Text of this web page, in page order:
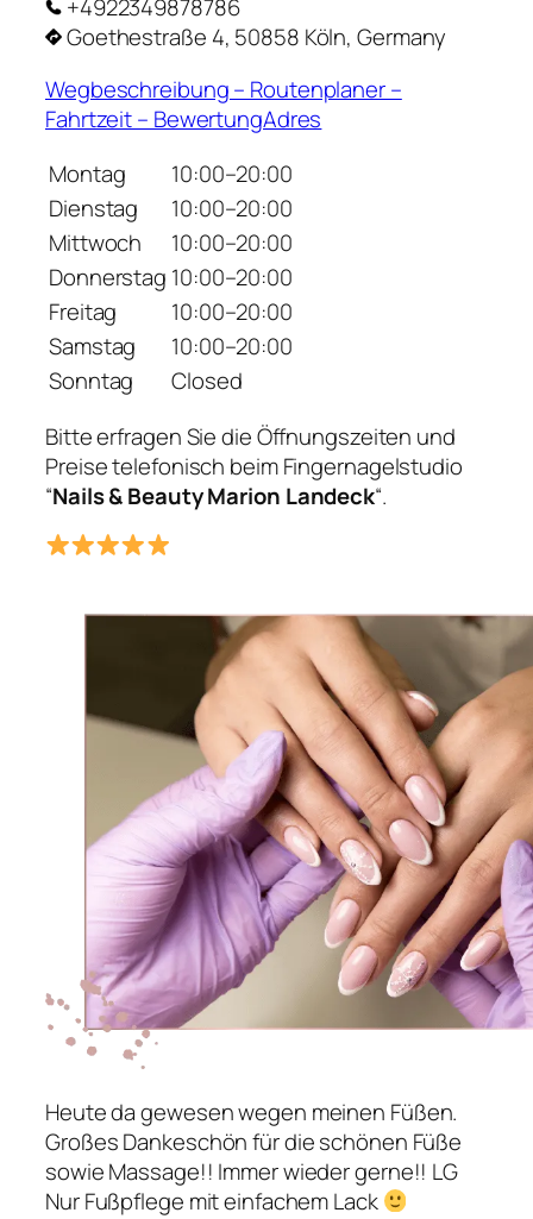
+4922349878786
Goethestraße 4, 50858 Köln, Germany
Wegbeschreibung – Routenplaner –
Fahrtzeit – BewertungAdres
Montag
10:00–20:00
Dienstag
10:00–20:00
Mittwoch
10:00–20:00
Donnerstag 10:00–20:00
Freitag
10:00–20:00
Samstag
10:00–20:00
Sonntag
Closed
Bitte erfragen Sie die Öffnungszeiten und
Preise telefonisch beim Fingernagelstudio
“Nails & Beauty Marion Landeck“.
Heute da gewesen wegen meinen Füßen.
Großes Dankeschön für die schönen Füße
sowie Massage!! Immer wieder gerne!! LG
Nur Fußpflege mit einfachem Lack